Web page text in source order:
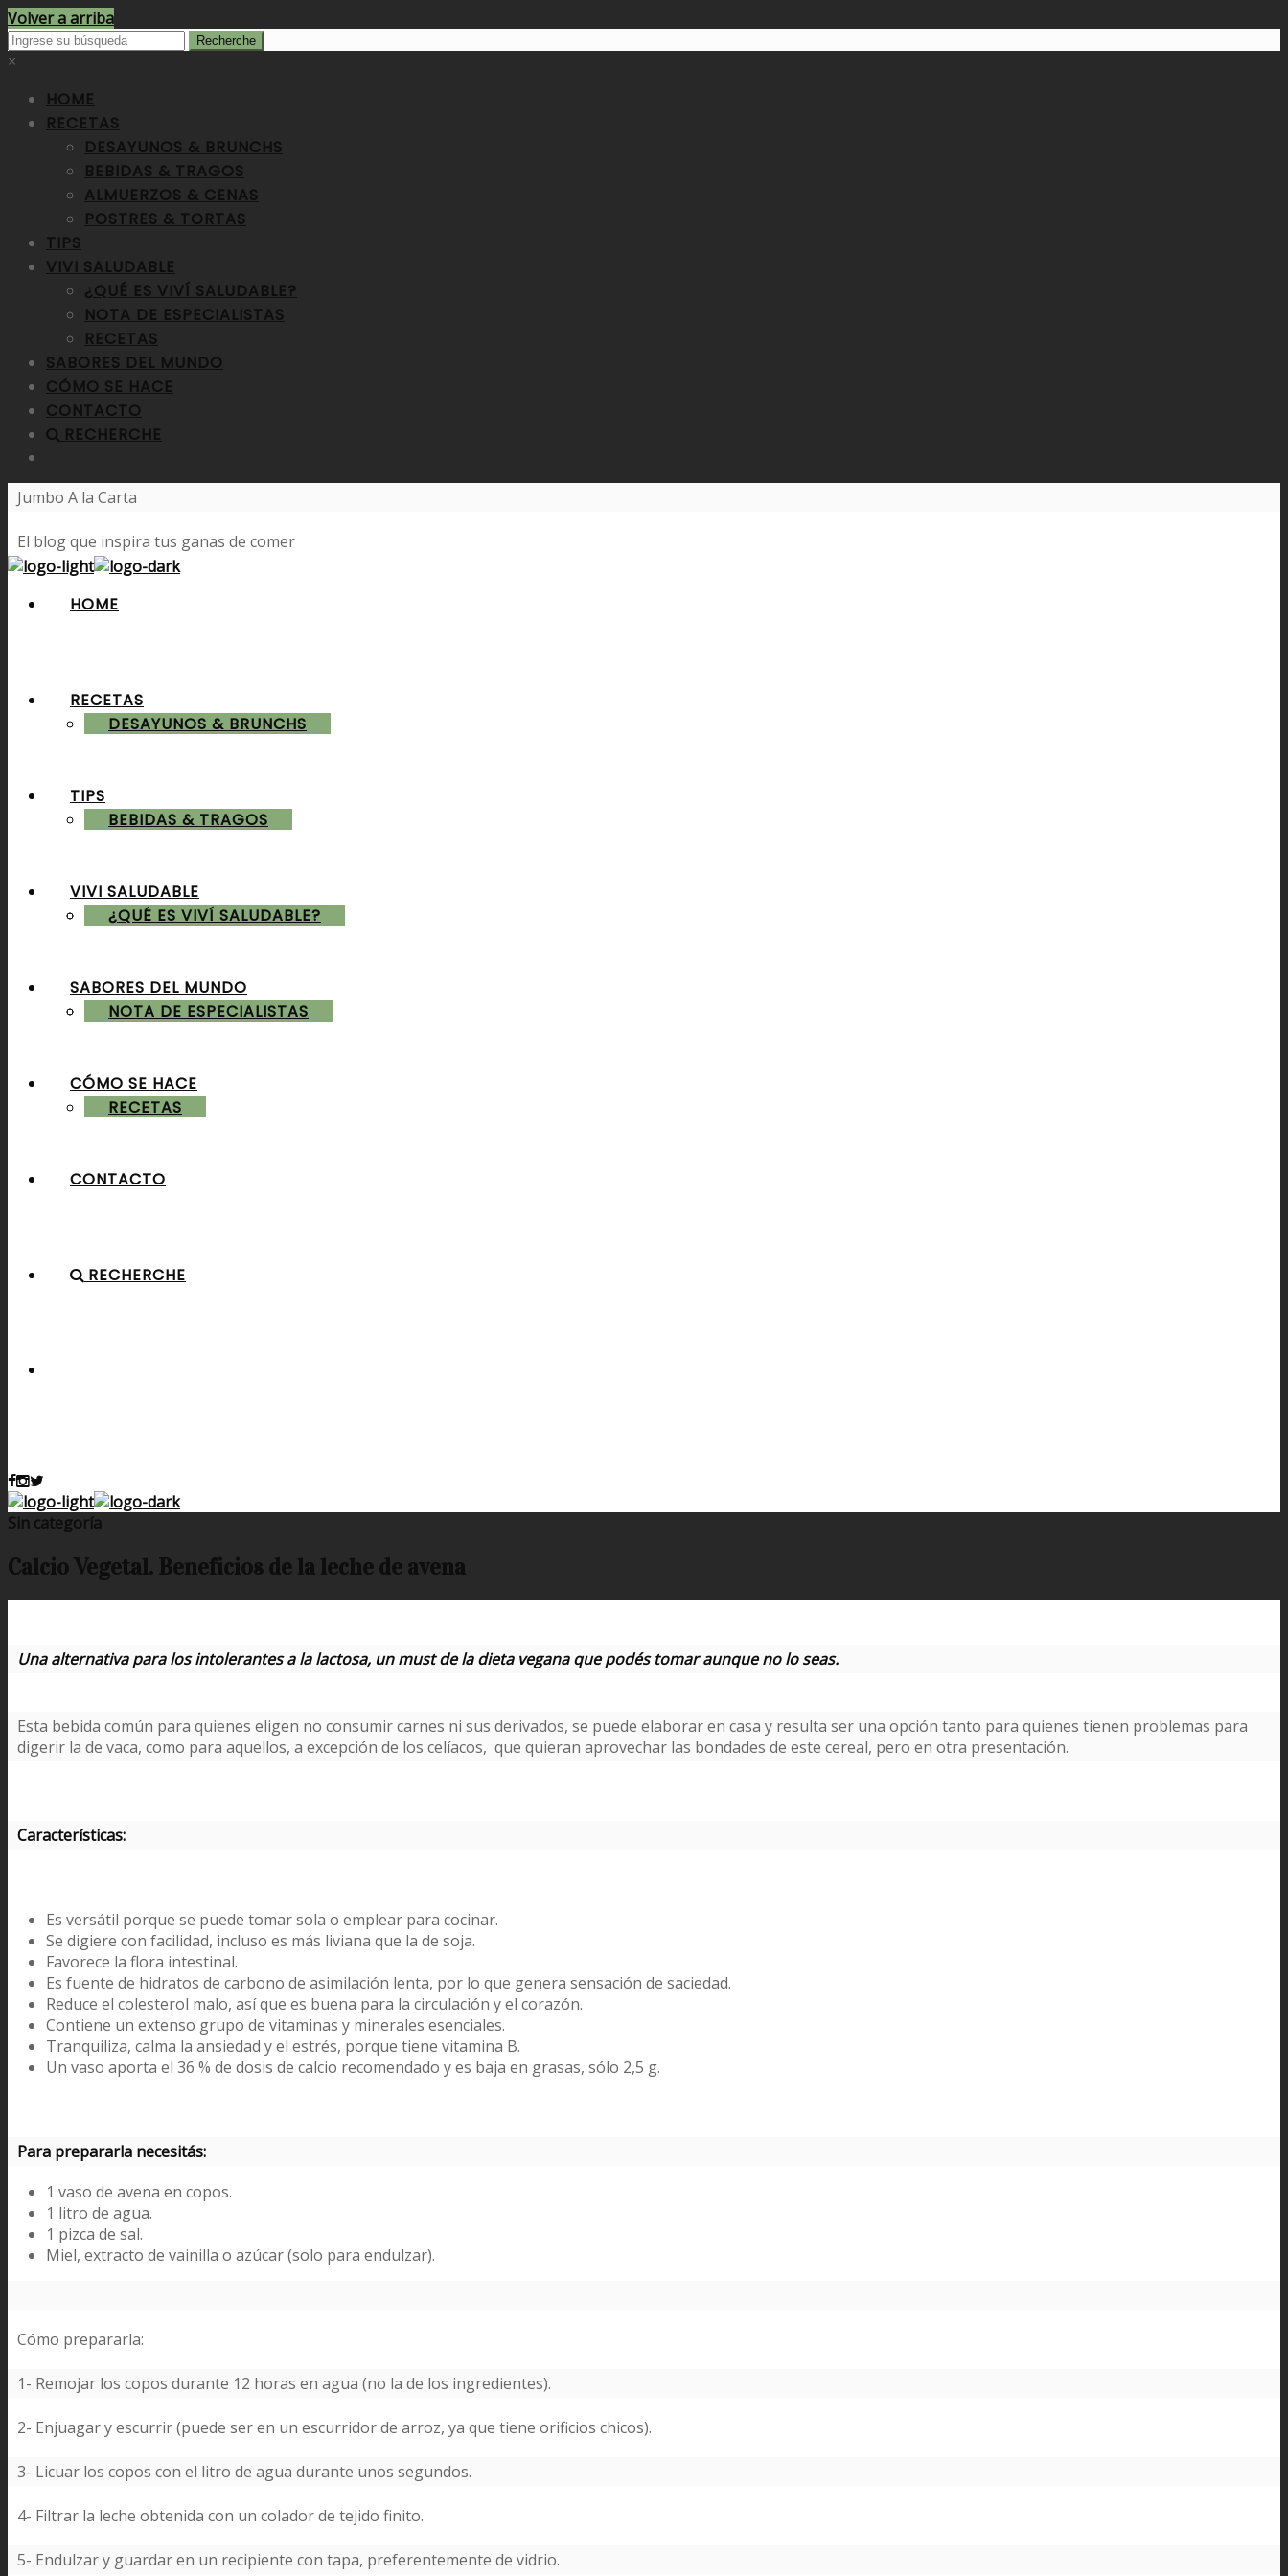
Volver a arriba
×
HOME
RECETAS
DESAYUNOS & BRUNCHS
BEBIDAS & TRAGOS
ALMUERZOS & CENAS
POSTRES & TORTAS
TIPS
VIVI SALUDABLE
¿QUÉ ES VIVÍ SALUDABLE?
NOTA DE ESPECIALISTAS
RECETAS
SABORES DEL MUNDO
CÓMO SE HACE
CONTACTO
RECHERCHE
Jumbo A la Carta
El blog que inspira tus ganas de comer
HOME
RECETAS
DESAYUNOS & BRUNCHS
BEBIDAS & TRAGOS
ALMUERZOS & CENAS
POSTRES & TORTAS
TIPS
VIVI SALUDABLE
¿QUÉ ES VIVÍ SALUDABLE?
NOTA DE ESPECIALISTAS
RECETAS
SABORES DEL MUNDO
CÓMO SE HACE
CONTACTO
RECHERCHE
Sin categoría
Calcio Vegetal. Beneficios de la leche de avena
Una alternativa para los intolerantes a la lactosa, un must de la dieta vegana que podés tomar aunque no lo seas.
Esta bebida común para quienes eligen no consumir carnes ni sus derivados, se puede elaborar en casa y resulta ser una opción tanto para quienes tienen problemas para
digerir la de vaca, como para aquellos, a excepción de los celíacos, que quieran aprovechar las bondades de este cereal, pero en otra presentación.
Características:
Es versátil porque se puede tomar sola o emplear para cocinar.
Se digiere con facilidad, incluso es más liviana que la de soja.
Favorece la flora intestinal.
Es fuente de hidratos de carbono de asimilación lenta, por lo que genera sensación de saciedad.
Reduce el colesterol malo, así que es buena para la circulación y el corazón.
Contiene un extenso grupo de vitaminas y minerales esenciales.
Tranquiliza, calma la ansiedad y el estrés, porque tiene vitamina B.
Un vaso aporta el 36 % de dosis de calcio recomendado y es baja en grasas, sólo 2,5 g.
Para prepararla necesitás:
1 vaso de avena en copos.
1 litro de agua.
1 pizca de sal.
Miel, extracto de vainilla o azúcar (solo para endulzar).
Cómo prepararla:
1- Remojar los copos durante 12 horas en agua (no la de los ingredientes).
2- Enjuagar y escurrir (puede ser en un escurridor de arroz, ya que tiene orificios chicos).
3- Licuar los copos con el litro de agua durante unos segundos.
4- Filtrar la leche obtenida con un colador de tejido finito.
5- Endulzar y guardar en un recipiente con tapa, preferentemente de vidrio.